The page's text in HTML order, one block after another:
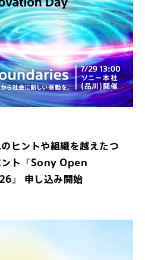
ヒントや組織を越えたつ
ント『Sony Open
申し込み開始